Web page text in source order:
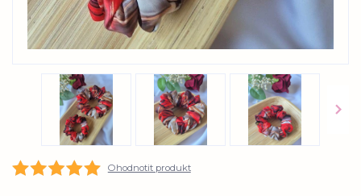
Ohodnotit produkt